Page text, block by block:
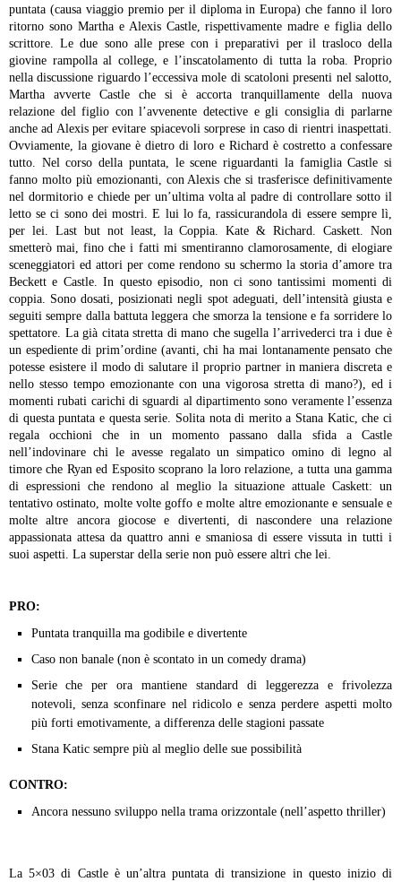
puntata (causa viaggio premio per il diploma in Europa) che fanno il loro
ritorno sono Martha e Alexis Castle, rispettivamente madre e figlia dello
scrittore. Le due sono alle prese con i preparativi per il trasloco della
giovine rampolla al college, e l’inscatolamento di tutta la roba. Proprio
nella discussione riguardo l’eccessiva mole di scatoloni presenti nel salotto,
Martha avverte Castle che si è accorta tranquillamente della nuova
relazione del figlio con l’avvenente detective e gli consiglia di parlarne
anche ad Alexis per evitare spiacevoli sorprese in caso di rientri inaspettati.
Ovviamente, la giovane è dietro di loro e Richard è costretto a confessare
tutto. Nel corso della puntata, le scene riguardanti la famiglia Castle si
fanno molto più emozionanti, con Alexis che si trasferisce definitivamente
nel dormitorio e chiede per un’ultima volta al padre di controllare sotto il
letto se ci sono dei mostri. E lui lo fa, rassicurandola di essere sempre lì,
per lei. Last but not least, la Coppia. Kate & Richard. Caskett. Non
smetterò mai, fino che i fatti mi smentiranno clamorosamente, di elogiare
sceneggiatori ed attori per come rendono su schermo la storia d’amore tra
Beckett e Castle. In questo episodio, non ci sono tantissimi momenti di
coppia. Sono dosati, posizionati negli spot adeguati, dell’intensità giusta e
seguiti sempre dalla battuta leggera che smorza la tensione e fa sorridere lo
spettatore. La già citata stretta di mano che sugella l’arrivederci tra i due è
un espediente di prim’ordine (avanti, chi ha mai lontanamente pensato che
potesse esistere il modo di salutare il proprio partner in maniera discreta e
nello stesso tempo emozionante con una vigorosa stretta di mano?), ed i
momenti rubati carichi di sguardi al dipartimento sono veramente l’essenza
di questa puntata e questa serie. Solita nota di merito a Stana Katic, che ci
regala occhioni che in un momento passano dalla sfida a Castle
nell’indovinare chi le avesse regalato un simpatico omino di legno al
timore che Ryan ed Esposito scoprano la loro relazione, a tutta una gamma
di espressioni che rendono al meglio la situazione attuale Caskett: un
tentativo ostinato, molte volte goffo e molte altre emozionante e sensuale e
molte altre ancora giocose e divertenti, di nascondere una relazione
appassionata attesa da quattro anni e smaniosa di essere vissuta in tutti i
suoi aspetti. La superstar della serie non può essere altri che lei.
PRO:
Puntata tranquilla ma godibile e divertente
Caso non banale (non è scontato in un comedy drama)
Serie che per ora mantiene standard di leggerezza e frivolezza
notevoli, senza sconfinare nel ridicolo e senza perdere aspetti molto
più forti emotivamente, a differenza delle stagioni passate
Stana Katic sempre più al meglio delle sue possibilità
CONTRO:
Ancora nessuno sviluppo nella trama orizzontale (nell’aspetto thriller)
La 5×03 di Castle è un’altra puntata di transizione in questo inizio di